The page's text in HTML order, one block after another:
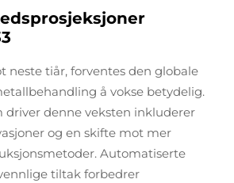
neste tiår, forventes den globale
å vokse betydelig.
driver denne veksten inkluderer
og en skifte mot mer
Automatiserte
tiltak forbedrer